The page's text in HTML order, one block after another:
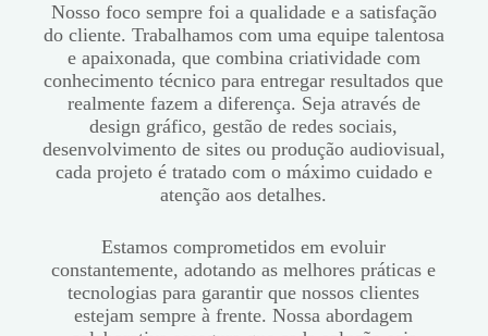
Nosso foco sempre foi a qualidade e a satisfação
do cliente. Trabalhamos com uma equipe talentosa
e apaixonada, que combina criatividade com
conhecimento técnico para entregar resultados que
realmente fazem a diferença. Seja através de
design gráfico, gestão de redes sociais,
desenvolvimento de sites ou produção audiovisual,
cada projeto é tratado com o máximo cuidado e
atenção aos detalhes.
Estamos comprometidos em evoluir
constantemente, adotando as melhores práticas e
tecnologias para garantir que nossos clientes
estejam sempre à frente. Nossa abordagem